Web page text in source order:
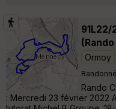
Ormoy
Rando
: Mercredi 23 février 2022